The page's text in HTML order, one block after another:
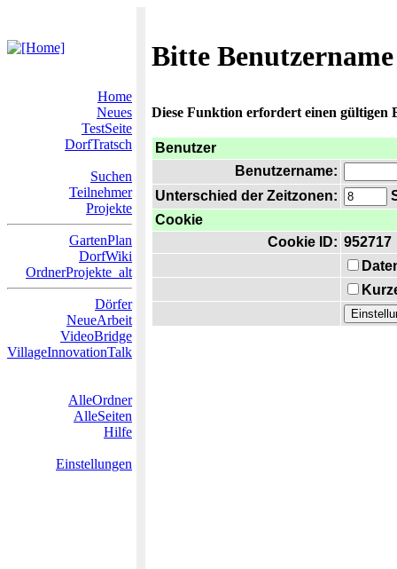
Bitte
Home
Neues
TestSeite
DorfTratsch
Suchen
Teilnehmer
Projekte
GartenPlan
DorfWiki
OrdnerProjekte_alt
Dörfer
NeueArbeit
VideoBridge
VillageInnovationTalk
AlleOrdner
AlleSeiten
Hilfe
Einstellungen
Diese Funktion erfordert einen gültigen
Benutzer
Benutzername:
Unterschied der Zeitzonen:
Cookie
Cookie ID: 952717